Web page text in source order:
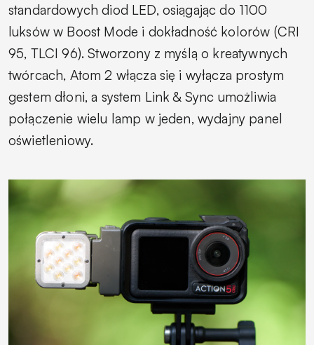
standardowych diod LED, osiągając do 1100
luksów w Boost Mode i dokładność kolorów (CRI
95, TLCI 96). Stworzony z myślą o kreatywnych
twórcach, Atom 2 włącza się i wyłącza prostym
gestem dłoni, a system Link & Sync umożliwia
połączenie wielu lamp w jeden, wydajny panel
oświetleniowy.